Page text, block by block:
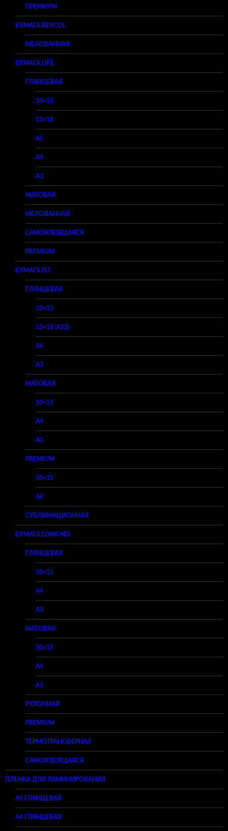
ПРЕМИУМ
БУМАГА REVCOL
МЕЛОВАННАЯ
БУМАГА LIFE
ГЛЯНЦЕВАЯ
10×15
13×18
A5
A4
A3
МАТОВАЯ
МЕЛОВАННАЯ
САМОКЛЕЯЩАЯСЯ
PREMIUM
БУМАГА IST
ГЛЯНЦЕВАЯ
10×15
13×18 (A12)
A4
A3
МАТОВАЯ
10×15
A4
A3
PREMIUM
10×15
A4
СУБЛИМАЦИОННАЯ
БУМАГА LOMOND
ГЛЯНЦЕВАЯ
10×15
A4
A3
МАТОВАЯ
10×15
A4
A3
РУЛОННАЯ
PREMIUM
ТЕРМОТРАНСФЕРНАЯ
САМОКЛЕЯЩАЯСЯ
ПЛЕНКА ДЛЯ ЛАМИНИРОВАНИЯ
A5 ГЛЯНЦЕВАЯ
А4 ГЛЯНЦЕВАЯ